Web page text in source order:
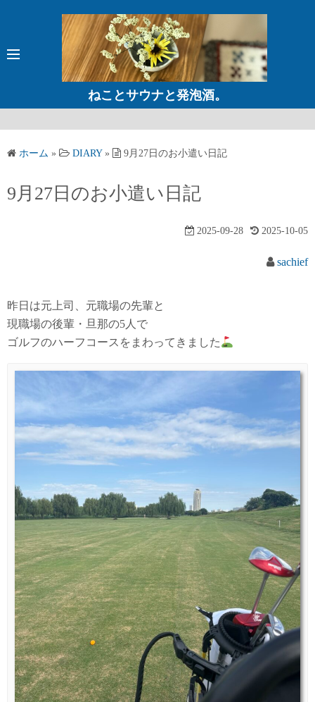
ン
ッ
ねことサウナと発泡酒。
ホーム » DIARY» 9月27日のお小遣い日記
9月27日のお小遣い日記
2025-09-28 2025-10-05
sachief
昨日は元上司、元職場の先輩と
現職場の後輩・旦那の5人で
ゴルフのハーフコースをまわってきました